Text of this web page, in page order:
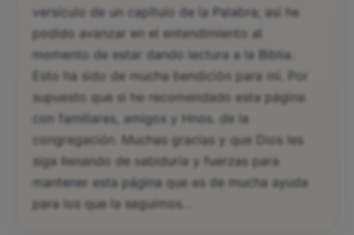
versículo de un capítulo de la Palabra; así he
podido avanzar en el entendimiento al
momento de estar dando lectura a la Biblia.
Esto ha sido de mucha bendición para mi. Por
supuesto que si he recomendado esta página
con familiares, amigos y Hnos. de la
congregación. Muchas gracias y que Dios les
siga llenando de sabiduría y fuerzas para
mantener esta página que es de mucha ayuda
para los que la seguimos…